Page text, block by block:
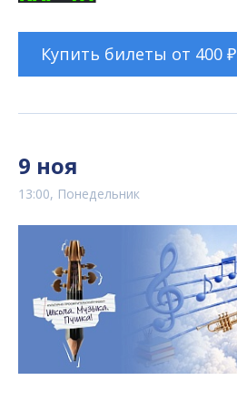
Купить билеты от 400 ₽
9 ноя
13:00, Понедельник